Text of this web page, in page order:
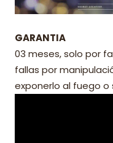
GARANTIA
03 meses, solo por
fallas por
exponerlo al fuego o